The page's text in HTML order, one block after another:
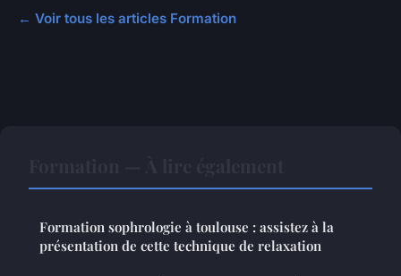
← Voir tous les articles Formation
Formation sophrologie à toulouse : assistez à la
présentation de cette technique de relaxation